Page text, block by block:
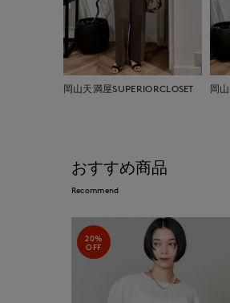
岡山天満屋SUPERIORCLOSET 岡
おすすめ商品
Recommend
20%
OFF